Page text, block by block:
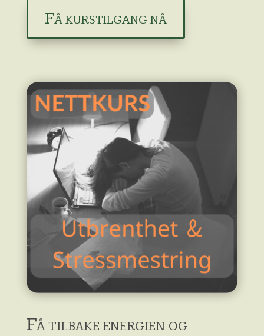
Få kurstilgang nå
Få tilbake energien og